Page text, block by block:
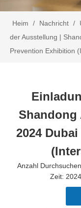
Heim / Nachricht /
der Ausstellung |
Prevention Exhibition
Shandong
2024
Anzahl
Zeit: